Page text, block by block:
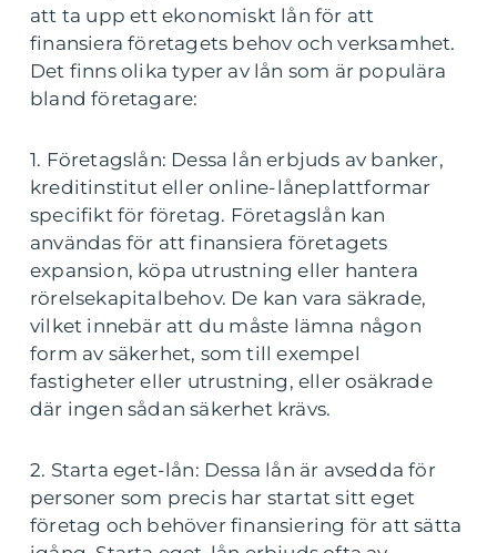
att ta upp ett ekonomiskt lån för att
finansiera företagets behov och verksamhet.
Det finns olika typer av lån som är populära
bland företagare:
1. Företagslån: Dessa lån erbjuds av banker,
kreditinstitut eller online-låneplattformar
specifikt för företag. Företagslån kan
användas för att finansiera företagets
expansion, köpa utrustning eller hantera
rörelsekapitalbehov. De kan vara säkrade,
vilket innebär att du måste lämna någon
form av säkerhet, som till exempel
fastigheter eller utrustning, eller osäkrade
där ingen sådan säkerhet krävs.
2. Starta eget-lån: Dessa lån är avsedda för
personer som precis har startat sitt eget
företag och behöver finansiering för att sätta